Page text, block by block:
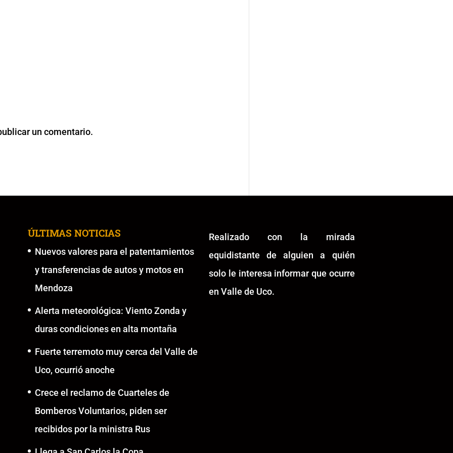
un comentario.
ÚLTIMAS NOTICIAS
Nuevos valores para el patentamientos
y transferencias de autos y motos en
Mendoza
Alerta meteorológica: Viento Zonda y
duras condiciones en alta montaña
Fuerte terremoto muy cerca del Valle de
Uco, ocurrió anoche
Crece el reclamo de Cuarteles de
Bomberos Voluntarios, piden ser
recibidos por la ministra Rus
Realizado con la mirada
equidistante de alguien a quién
solo le interesa informar que ocurre
en Valle de Uco.